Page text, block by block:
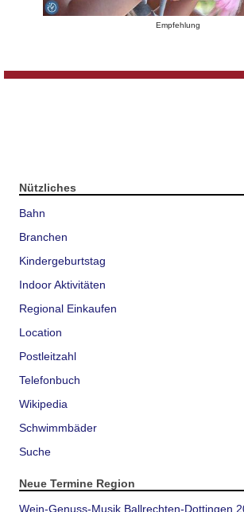
Empfehlung
Nützliches
Bahn
Branchen
Kindergeburtstag
Indoor Aktivitäten
Regional Einkaufen
Location
Postleitzahl
Telefonbuch
Wikipedia
Schwimmbäder
Suche
Neue Termine Region
Wein-Genuss-Musik Ballrechten-Dottingen